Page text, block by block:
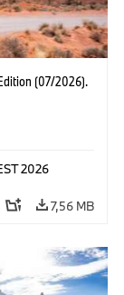
(07/2026).
2026
7,56 MB